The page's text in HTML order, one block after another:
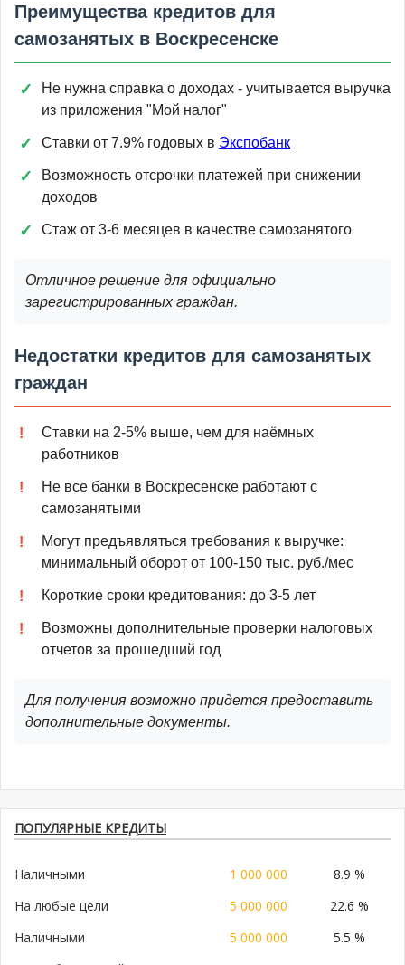
Преимущества кредитов для
самозанятых в Воскресенске
Не нужна справка о доходах - учитывается выручка
из приложения "Мой налог"
Ставки от 7.9% годовых в Экспобанк
Возможность отсрочки платежей при снижении
доходов
Стаж от 3-6 месяцев в качестве самозанятого
Отличное решение для официально
зарегистрированных граждан.
Недостатки кредитов для самозанятых
граждан
Ставки на 2-5% выше, чем для наёмных
работников
Не все банки в Воскресенске работают с
самозанятыми
Могут предъявляться требования к выручке:
минимальный оборот от 100-150 тыс. руб./мес
Короткие сроки кредитования: до 3-5 лет
Возможны дополнительные проверки налоговых
отчетов за прошедший год
Для получения возможно придется предоставить
дополнительные документы.
ПОПУЛЯРНЫЕ КРЕДИТЫ
Наличными 1 000 000
8.9 %
На любые цели
5 000 000
22.6 %
Наличными
5 000 000
5.5 %